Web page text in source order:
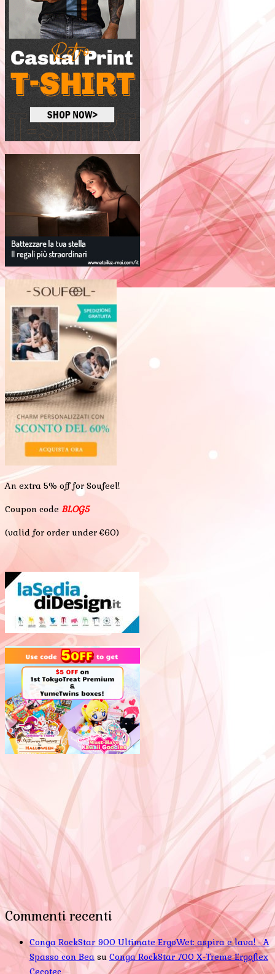
An extra 5% off for Soufeel!
Coupon code BLOG5
(valid for order under €60)
Commenti recenti
Conga RockStar 900 Ultimate ErgoWet: aspira e lava! - A
Spasso con Bea su Conga RockStar 700 X-Treme Ergoflex
Cecotec